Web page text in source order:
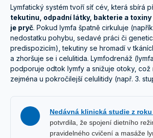
Lymfatický systém tvoří síť cév, která sbírá
tekutinu, odpadní látky, bakterie a toxiny
je pryč. Pokud lymfa špatně cirkuluje
nedostatku pohybu, sedavé práci či
predispozicím), tekutiny se hromadí v
a zhoršuje se i celulitida. Lymfodrenáž
podporuje odtok lymfy a snižuje otoky, což
zejména u pokročilejší celulitidy (např. 3.
Nedávná klinická studie z roku
potvrdila, že spojení dietního
pravidelného cvičení a masáže